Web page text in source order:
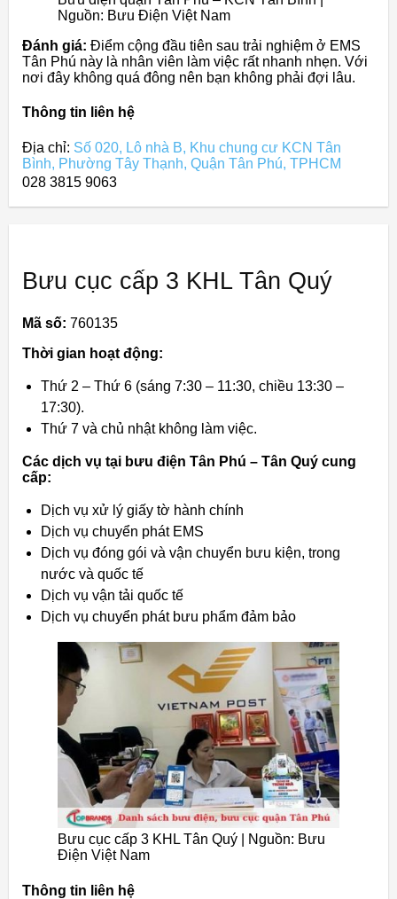
Nguồn: Bưu Điện Việt Nam
Đánh giá: Điểm cộng đầu tiên sau trải nghiệm ở EMS
Tân Phú này là nhân viên làm việc rất nhanh nhẹn. Với
nơi đây không quá đông nên bạn không phải đợi lâu.
Thông tin liên hệ
Địa chỉ: Số 020, Lô nhà B, Khu chung cư KCN Tân
Bình, Phường Tây Thạnh, Quận Tân Phú, TPHCM
028 3815 9063
Bưu cục cấp 3 KHL Tân Quý
Mã số: 760135
Thời gian hoạt động:
Thứ 2 – Thứ 6 (sáng 7:30 – 11:30, chiều 13:30 –
17:30).
Thứ 7 và chủ nhật không làm việc.
Các dịch vụ tại bưu điện Tân Phú – Tân Quý cung
cấp:
Dịch vụ xử lý giấy tờ hành chính
Dịch vụ chuyển phát EMS
Dịch vụ đóng gói và vận chuyển bưu kiện, trong
nước và quốc tế
Dịch vụ vận tải quốc tế
Dịch vụ chuyển phát bưu phẩm đảm bảo
Bưu cục cấp 3 KHL Tân Quý | Nguồn: Bưu
Điện Việt Nam
Thông tin liên hệ